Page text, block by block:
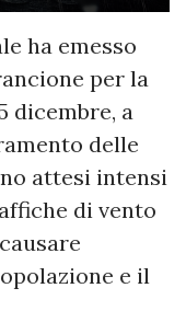
ha emesso
per la
dicembre, a
delle
attesi intensi
di vento
e il